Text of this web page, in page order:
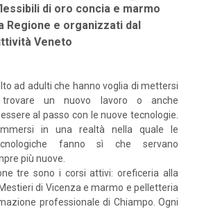
di oro concia e marmo
Regione e organizzati dal
Veneto
ad adulti che hanno voglia di mettersi
un nuovo lavoro o anche
al passo con le nuove tecnologie.
in una realtà nella quale le
fanno sì che servano
più nuove.
tre sono i corsi attivi: oreficeria alla
di Vicenza e marmo e pelletteria
professionale di Chiampo. Ogni